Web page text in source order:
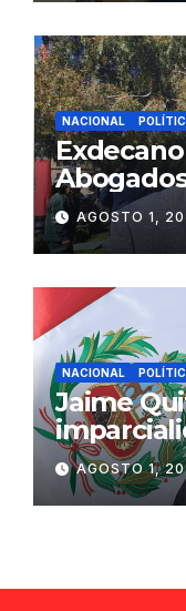
NACIONAL
AGOSTO 1,
NACIONAL
Jaime
de
AGOSTO 1,